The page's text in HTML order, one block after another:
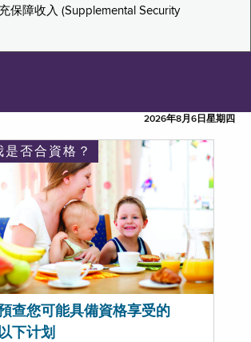
保障收入 (Supplemental Security
2026年8月6日星期四
是否合資格？
查您可能具備資格享受的
下计划